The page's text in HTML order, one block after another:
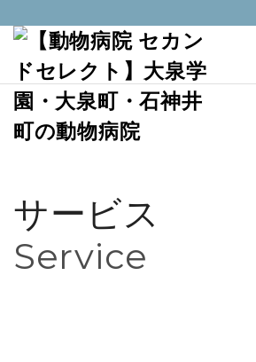
サービス
Service